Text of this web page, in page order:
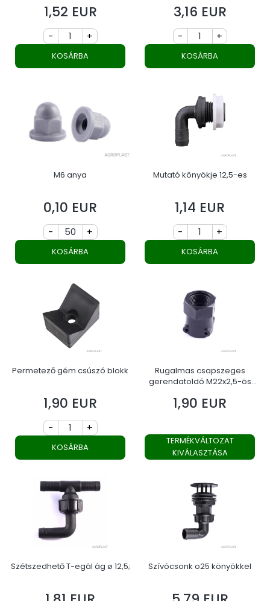
Ár
1,52 EUR
- +
KOSÁRBA
Ár
3,16 EUR
- +
KOSÁRBA
M6 anya
Ár
0,10 EUR
- +
KOSÁRBA
Mutató könyökje 12,5-es
Ár
1,14 EUR
- +
KOSÁRBA
Permetező gém csúszó blokk
Ár
1,90 EUR
- +
KOSÁRBA
Rugalmas csapszeges
gerendatoldó M22x2,5-ös
anyával
Ár
1,90 EUR
TERMÉKVÁLTOZAT
KIVÁLASZTÁSA
Szétszedhető T-egál ág ø 12,5;
Ár
Szívócsonk o25 könyökkel
Ár